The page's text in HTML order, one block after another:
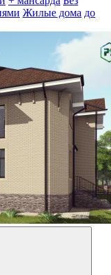
Жилые дома до